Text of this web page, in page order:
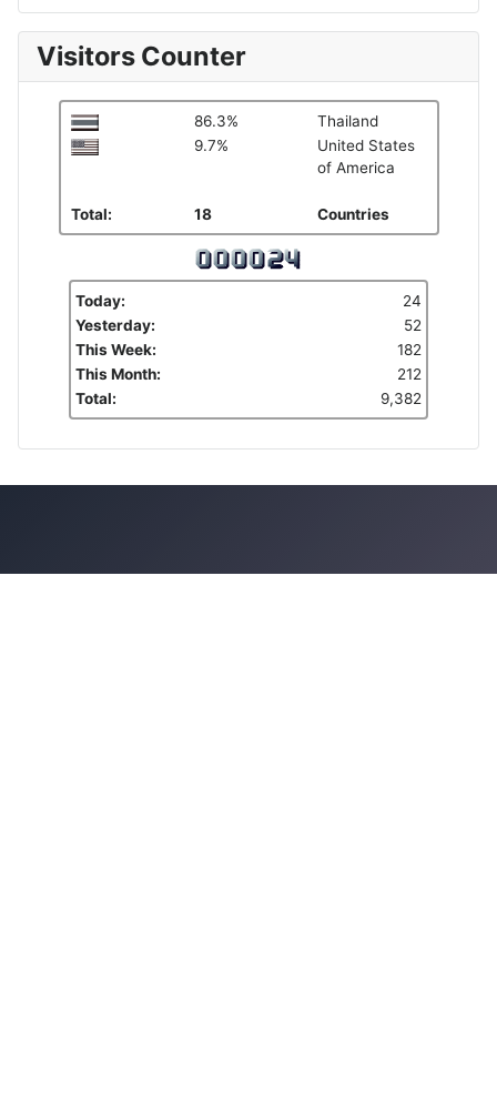
Visitors Counter
86.3%
Thailand
9.7%
United States
of America
Total: 18 Countries
Today:
24
Yesterday:
52
This Week:
182
This Month:
212
Total:
9,382